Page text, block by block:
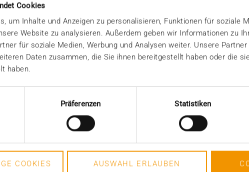
Cookies
um Inhalte und Anzeigen zu personalisieren, Funktionen für soziale
Website zu analysieren. Außerdem geben wir Informationen zu
für soziale Medien, Werbung und Analysen weiter. Unsere
Daten zusammen, die Sie ihnen bereitgestellt haben oder die
haben.
Präferenzen Statistiken
COOKIES AUSWAHL ERLAUBEN
INTERN
Kein Weg zu weit für den
guten Zweck